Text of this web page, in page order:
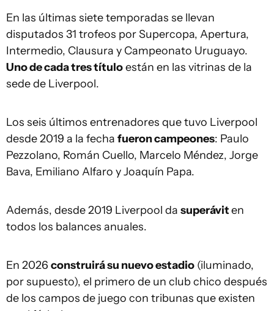
En las últimas siete temporadas se llevan
disputados 31 trofeos por Supercopa, Apertura,
Intermedio, Clausura y Campeonato Uruguayo.
Uno de cada tres títuloestán en las vitrinas de la
sede de Liverpool.
Los seis últimos entrenadores que tuvo Liverpool
desde 2019 a la fecha fueron campeones: Paulo
Pezzolano, Román Cuello, Marcelo Méndez, Jorge
Bava, Emiliano Alfaro y Joaquín Papa.
Además, desde 2019 Liverpool da superáviten
todos los balances anuales.
En 2026 construirá su nuevo estadio (iluminado,
por supuesto), el primero de un club chico después
de los campos de juego con tribunas que existen